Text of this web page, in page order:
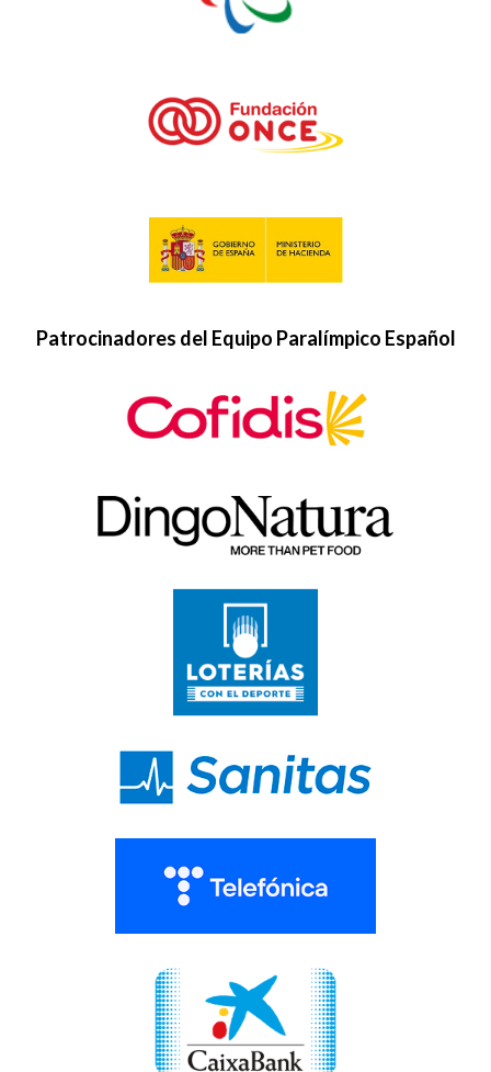
Patrocinadores del Equipo Paralímpico Español